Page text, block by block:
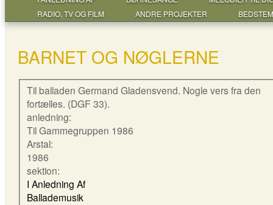
RADIO, TV OG FILM
ANDRE PROJEKTER
BARNET OG NØGLERNE
Til balladen Germand Gladensvend. Nogle vers fra den
fortælles. (DGF 33).
anledning:
Til Gammegruppen 1986
Arstal:
1986
sektion:
I Anledning Af
Ballademusik